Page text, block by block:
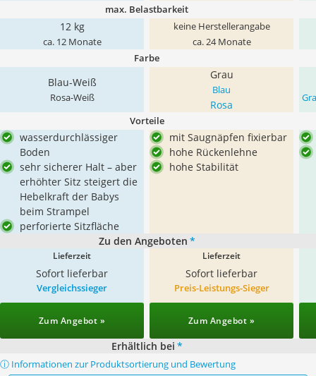
max. Belastbarkeit
12 kg
ca. 12 Monate
keine Herstellerangabe
ca. 24 Monate
Farbe
Blau-Weiß
Rosa-Weiß
Grau
Blau
Rosa
Vorteile
wasserdurchlässiger
Boden
sehr sicherer Halt – aber
erhöhter Sitz steigert die
Hebelkraft der Babys
beim Strampel
perforierte Sitzfläche
mit Saugnäpfen fixierbar
hohe Rückenlehne
hohe Stabilität
Zu den Angeboten *
Lieferzeit
Sofort lieferbar
Lieferzeit
Sofort lieferbar
Vergleichssieger
Zum Angebot »
Preis-Leistungs-Sieger
Zum Angebot »
Erhältlich bei *
ⓘ Informationen zur Produktsortierung und Bewertung